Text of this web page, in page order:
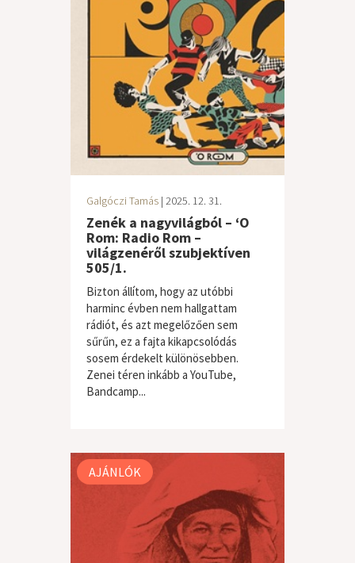
Galgóczi Tamás | 2025. 12. 31.
Zenék a nagyvilágból – ‘O
Rom: Radio Rom –
világzenéről szubjektíven
505/1.
Bizton állítom, hogy az utóbbi
harminc évben nem hallgattam
rádiót, és azt megelőzően sem
sűrűn, ez a fajta kikapcsolódás
sosem érdekelt különösebben.
Zenei téren inkább a YouTube,
Bandcamp...
világzene / folk
AJÁNLÓK